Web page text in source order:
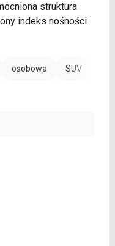
struktura
indeks nośności
osobowa SUV